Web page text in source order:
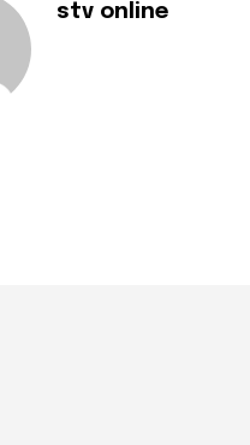
stv online